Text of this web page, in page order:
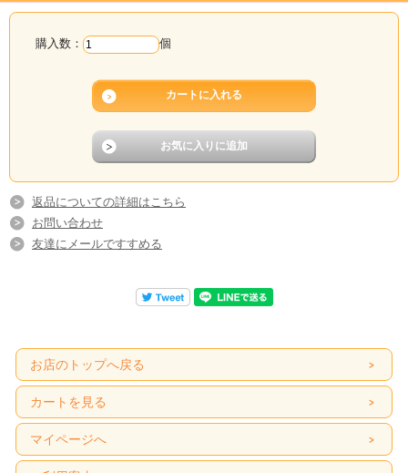
購入数： 個
返品についての詳細はこちら
お問い合わせ
友達にメールですすめる
お店のトップへ戻る
カートを見る
マイページへ